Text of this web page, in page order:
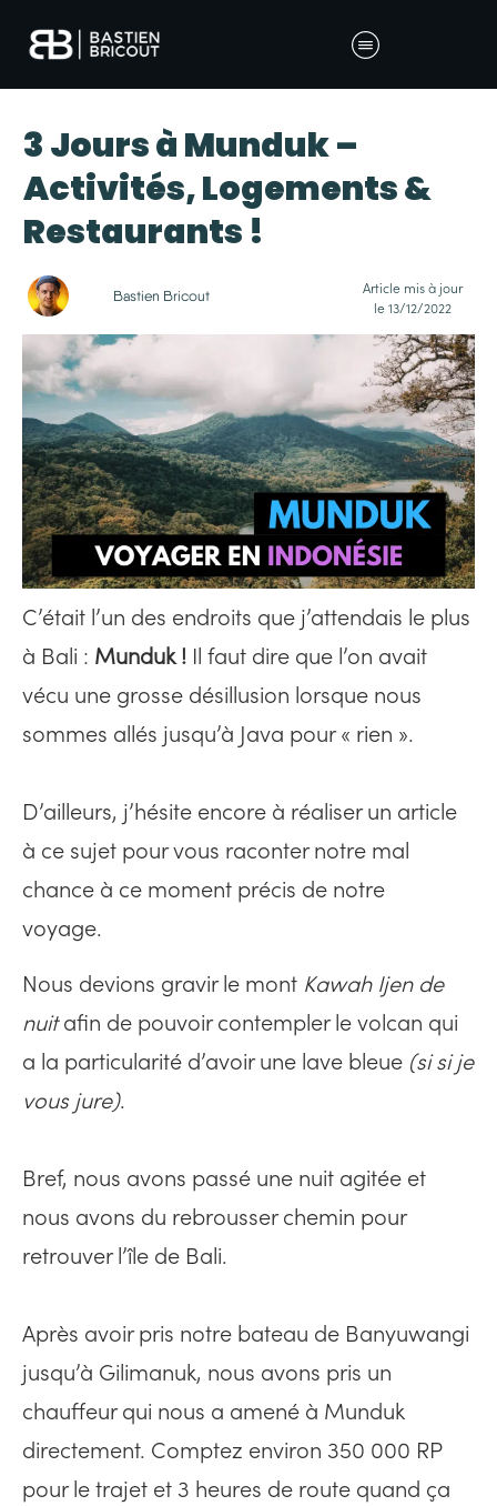
3 Jours à Munduk –
Activités, Logements &
Restaurants !
Bastien Bricout
Article mis à jour
le 13/12/2022
C’était l’un des endroits que j’attendais le plus
à Bali : Munduk ! Il faut dire que l’on avait
vécu une grosse désillusion lorsque nous
sommes allés jusqu’à Java pour « rien ».
D’ailleurs, j’hésite encore à réaliser un article
à ce sujet pour vous raconter notre mal
chance à ce moment précis de notre
voyage.
Nous devions gravir le mont Kawah Ijen de
nuitafin de pouvoir contempler le volcan qui
a la particularité d’avoir une lave bleue (si si je
vous jure).
Bref, nous avons passé une nuit agitée et
nous avons du rebrousser chemin pour
retrouver l’île de Bali.
Après avoir pris notre bateau de Banyuwangi
jusqu’à Gilimanuk, nous avons pris un
chauffeur qui nous a amené à Munduk
directement. Comptez environ 350 000 RP
pour le trajet et 3 heures de route quand ça